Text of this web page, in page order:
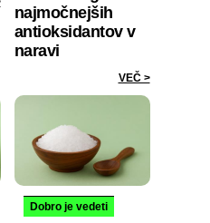
najmočnejših
antioksidantov v
naravi
VEČ >
Dobro je vedeti